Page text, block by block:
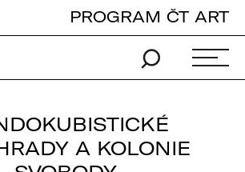
PROGRAM ČT ART
A KOLONIE